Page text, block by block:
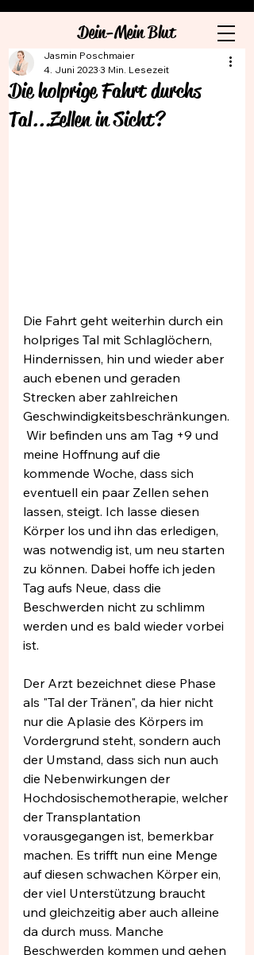
Dein-Mein Blut
Die holprige Fahrt durchs
Tal...Zellen in Sicht?
Jasmin Poschmaier
4. Juni 2023 3 Min. Lesezeit
Die Fahrt geht weiterhin durch ein
holpriges Tal mit Schlaglöchern,
Hindernissen, hin und wieder aber
auch ebenen und geraden
Strecken aber zahlreichen
Geschwindigkeitsbeschränkungen.
Wir befinden uns am Tag +9 und
meine Hoffnung auf die
kommende Woche, dass sich
eventuell ein paar Zellen sehen
lassen, steigt. Ich lasse diesen
Körper los und ihn das erledigen,
was notwendig ist, um neu starten
zu können. Dabei hoffe ich jeden
Tag aufs Neue, dass die
Beschwerden nicht zu schlimm
werden und es bald wieder vorbei
ist.
Der Arzt bezeichnet diese Phase
als "Tal der Tränen", da hier nicht
nur die Aplasie des Körpers im
Vordergrund steht, sondern auch
der Umstand, dass sich nun auch
die Nebenwirkungen der
Hochdosischemotherapie, welcher
der Transplantation
vorausgegangen ist, bemerkbar
machen. Es trifft nun eine Menge
auf diesen schwachen Körper ein,
der viel Unterstützung braucht
und gleichzeitig aber auch alleine
da durch muss. Manche
Beschwerden kommen und gehen